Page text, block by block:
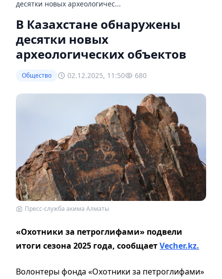
десятки новых археологичес...
В Казахстане обнаружены
десятки новых
археологических объектов
Общество 02.12.2025, 11:50 680
Пресс-служба акима Алматы
«Охотники за петроглифами» подвели
итоги сезона 2025 года, сообщаетVecher.kz.
Волонтеры фонда «Охотники за петроглифами»